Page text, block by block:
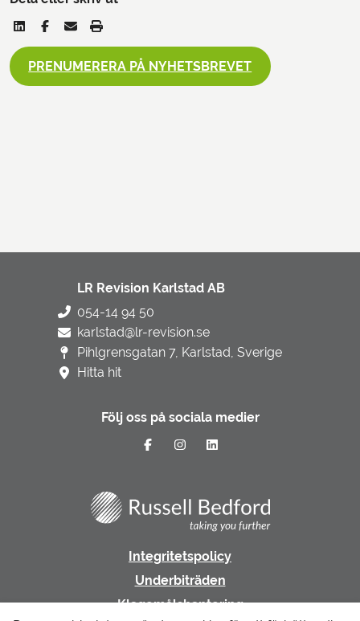
PRENUMERERA PÅ NYHETSBREVET
LR Revision Karlstad AB
054-14 94 50
karlstad@lr-revision.se
Pihlgrensgatan 7, Karlstad, Sverige
Hitta hit
Följ oss på sociala medier
Integritetspolicy
Underbiträden
Klagomålshantering